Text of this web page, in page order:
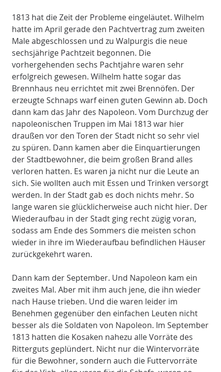
1813 hat die Zeit der Probleme eingeläutet. Wilhelm
hatte im April gerade den Pachtvertrag zum zweiten
Male abgeschlossen und zu Walpurgis die neue
sechsjährige Pachtzeit begonnen. Die
vorhergehenden sechs Pachtjahre waren sehr
erfolgreich gewesen. Wilhelm hatte sogar das
Brennhaus neu errichtet mit zwei Brennöfen. Der
erzeugte Schnaps warf einen guten Gewinn ab. Doch
dann kam das Jahr des Napoleon. Vom Durchzug der
napoleonischen Truppen im Mai 1813 war hier
draußen vor den Toren der Stadt nicht so sehr viel
zu spüren. Dann kamen aber die Einquartierungen
der Stadtbewohner, die beim großen Brand alles
verloren hatten. Es waren ja nicht nur die Leute an
sich. Sie wollten auch mit Essen und Trinken versorgt
werden. In der Stadt gab es doch nichts mehr. So
lange waren sie glücklicherweise auch nicht hier. Der
Wiederaufbau in der Stadt ging recht zügig voran,
sodass am Ende des Sommers die meisten schon
wieder in ihre im Wiederaufbau befindlichen Häuser
zurückgekehrt waren.
Dann kam der September. Und Napoleon kam ein
zweites Mal. Aber mit ihm auch jene, die ihn wieder
nach Hause trieben. Und die waren leider im
Benehmen gegenüber den einfachen Leuten nicht
besser als die Soldaten von Napoleon. Im September
1813 hatten die Kosaken nahezu alle Vorräte des
Ritterguts geplündert. Nicht nur die Wintervorräte
für die Bewohner, sondern auch die Futtervorräte